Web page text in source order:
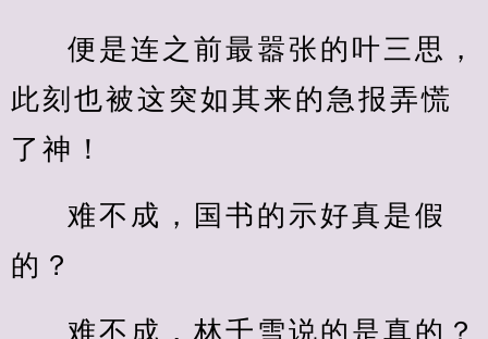
便是连之前最嚣张的叶三思，
此刻也被这突如其来的急报弄慌
了神！
难不成，国书的示好真是假
的？
难不成，林千雪说的是真的？